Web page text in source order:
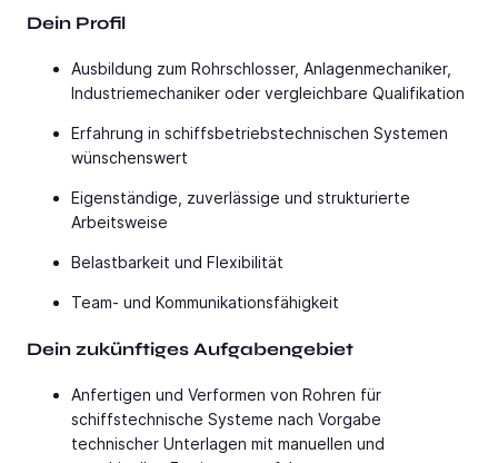
Dein Profil
Ausbildung zum Rohrschlosser, Anlagenmechaniker,
Industriemechaniker oder vergleichbare Qualifikation
Erfahrung in schiffsbetriebstechnischen Systemen
wünschenswert
Eigenständige, zuverlässige und strukturierte
Arbeitsweise
Belastbarkeit und Flexibilität
Team- und Kommunikationsfähigkeit
Dein zukünftiges Aufgabengebiet
Anfertigen und Verformen von Rohren für
schiffstechnische Systeme nach Vorgabe
technischer Unterlagen mit manuellen und